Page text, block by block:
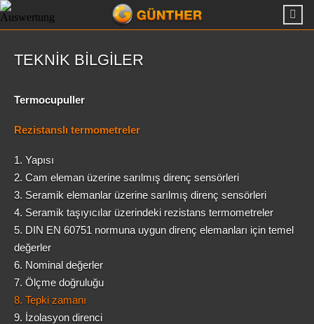
TEKNIK BILGILER
Termocupuller
Rezistanslı termometreler
1. Yapısı
2. Cam eleman üzerine sarılmış direnç sensörleri
3. Seramik elemanlar üzerine sarılmış direnç sensörleri
4. Seramik taşıyıcılar üzerindeki rezistans termometreler
5. DIN EN 60751 normuna uygun direnç elemanları için temel
değerler
6. Nominal değerler
7. Ölçme doğruluğu
8. Tepki zamanı
9. İzolasyon direnci